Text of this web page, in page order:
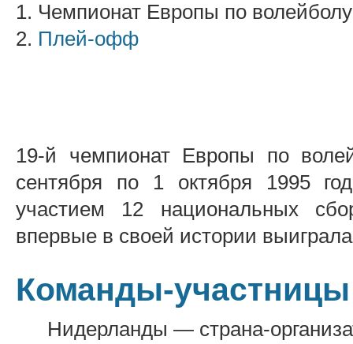
1. Чемпионат Европы по
2. Плей-офф
19-й чемпионат Европы по
сентября по 1 октября 1995
участием 12 национальных
впервые в своей истории
Команды-участницы
Нидерланды — страна-